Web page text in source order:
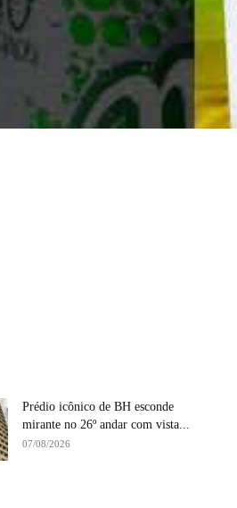
Prédio icônico de BH esconde
mirante no 26º andar com vista...
07/08/2026